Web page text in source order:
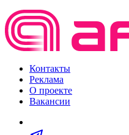
Контакты
Реклама
О проекте
Вакансии